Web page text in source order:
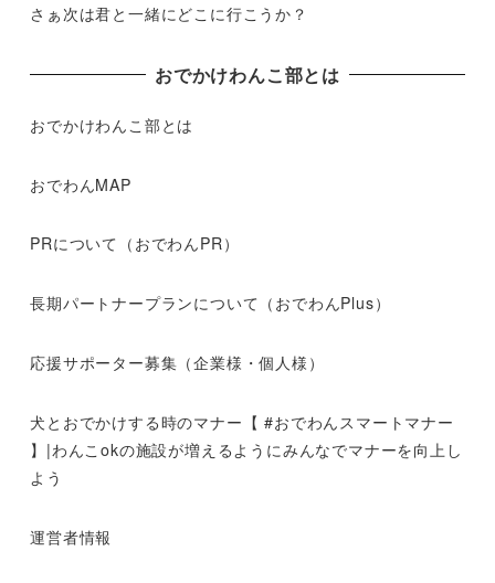
さぁ次は君と一緒にどこに行こうか？
おでかけわんこ部とは
おでかけわんこ部とは
おでわんMAP
PRについて（おでわんPR）
長期パートナープランについて（おでわんPlus）
応援サポーター募集（企業様・個人様）
犬とおでかけする時のマナー【 #おでわんスマートマナー
】|わんこokの施設が増えるようにみんなでマナーを向上し
よう
運営者情報